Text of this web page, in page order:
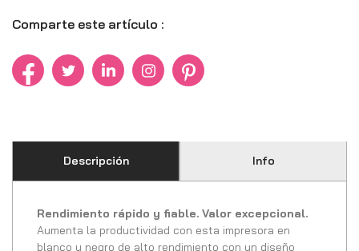
Comparte este artículo :
Descripción Info
Rendimiento rápido y fiable. Valor excepcional.
Aumenta la productividad con esta impresora en
blanco y negro de alto rendimiento con un diseño